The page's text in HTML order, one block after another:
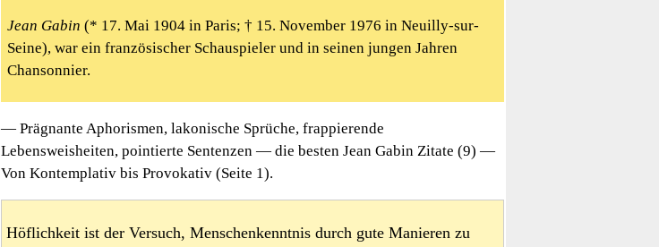
Jean Gabin (* 17. Mai 1904 in Paris; † 15. November 1976 in Neuilly-sur-
Seine), war ein französischer Schauspieler und in seinen jungen Jahren
Chansonnier.
— Prägnante Aphorismen, lakonische Sprüche, frappierende
Lebensweisheiten, pointierte Sentenzen — die besten Jean Gabin Zitate (9) —
Von Kontemplativ bis Provokativ (Seite 1).
Höflichkeit ist der Versuch, Menschenkenntnis durch gute Manieren zu